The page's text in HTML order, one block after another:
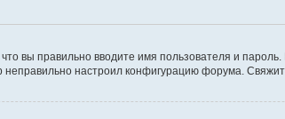
вы правильно вводите имя пользователя и
настроил конфигурацию форума.